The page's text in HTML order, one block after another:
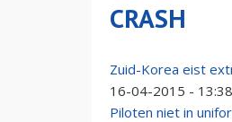
CRASH
Zuid-Korea eist
16-04-2015 - 13:38
Piloten niet in